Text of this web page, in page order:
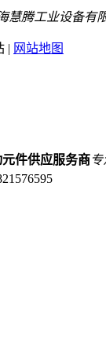
慧腾工业设备有
| 网站地图
件供应服务商